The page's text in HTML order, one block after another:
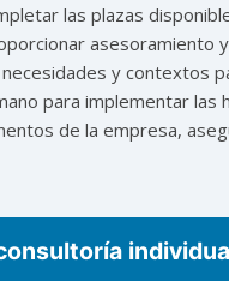
las plazas
asesoramiento
y contextos
para implementar
de la empresa,